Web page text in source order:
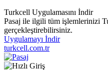
Turkcell Uygulamasını İndir
Pasaj ile ilgili tüm işlemlerinizi
gerçekleştirebilirsiniz.
Uygulamayı İndir
turkcell.com.tr